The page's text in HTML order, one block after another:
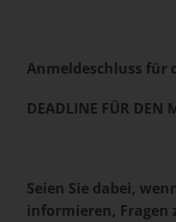
Anmeldeschluss für
DEADLINE FÜR DEN
Seien Sie dabei,
informieren,